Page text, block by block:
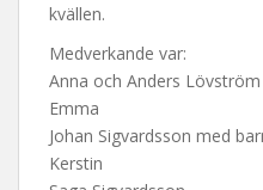
kvällen.
Medverkande var:
Anna och Anders
Emma
Johan Sigvardsson med
Kerstin